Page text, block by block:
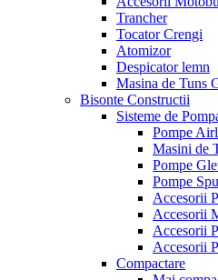
Trancher
Tocator Crengi
Atomizor
Despicator lemn
Masina de Tuns
Bisonte Constructii
Sisteme de
Pompe
Masini de
Pompe
Pompe
Accesorii
Accesorii
Accesorii
Accesorii
Compactare